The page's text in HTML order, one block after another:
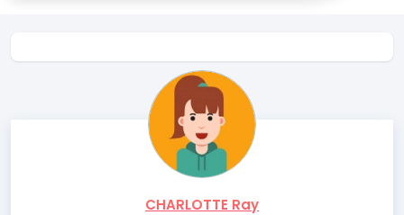
CHARLOTTE Ray